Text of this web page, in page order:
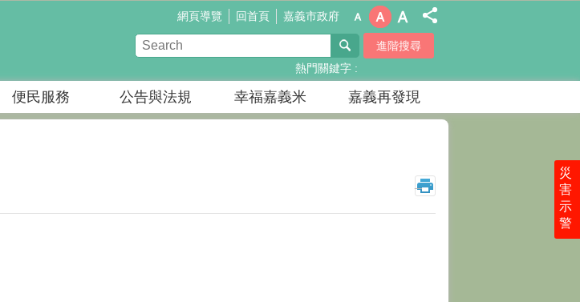
災
害
示
警
網頁導覽 回首頁 嘉義市政府
進階搜尋
熱門關鍵字
便民服務 公告與法規 幸福嘉義米 嘉義再發現
_